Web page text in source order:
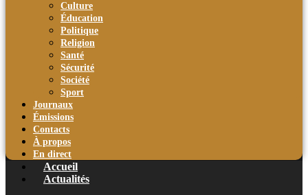
Culture
Éducation
Politique
Religion
Santé
Sécurité
Société
Sport
Journaux
Émissions
Contacts
À propos
En direct
Accueil
Actualités